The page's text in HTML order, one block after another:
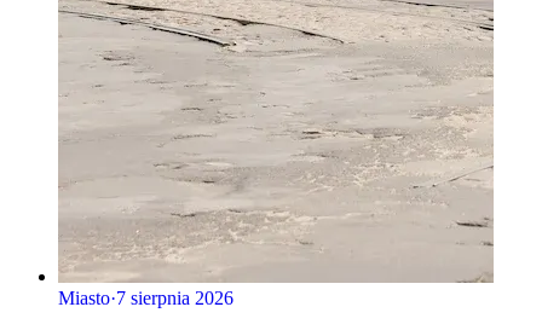
Miasto·7 sierpnia 2026